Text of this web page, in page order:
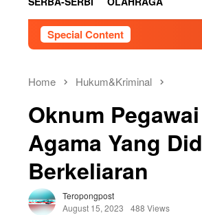
Special Content
Home Hukum&Kriminal
Oknum
Agama Yang
Berkeliaran
Teropongpost
August 15, 2023
488 Views